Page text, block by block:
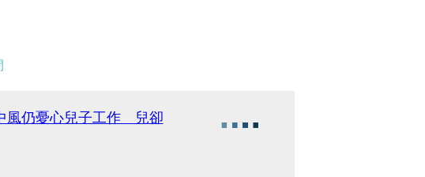
風仍憂心兒子工作 兒卻